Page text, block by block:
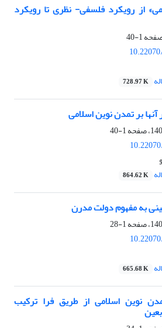
از رویکرد فلسفی- نظری تا رویکرد
1-40
728.97 K
آنها بر تمدن نوین اسلامی
1-40
864.62 K
به مفهوم دولت مدرن
1-28
665.68 K
نوین اسلامی از طریق فرا ترکیب